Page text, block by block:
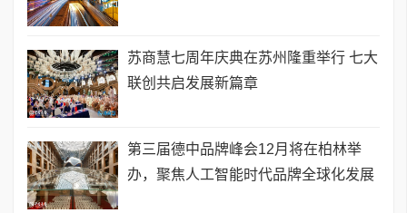
苏商慧七周年庆典在苏州隆重举行 七大
联创共启发展新篇章
第三届德中品牌峰会12月将在柏林举
办，聚焦人工智能时代品牌全球化发展